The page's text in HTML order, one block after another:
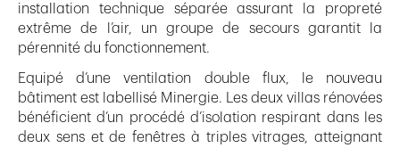
installation technique séparée assurant la propreté
extrême de l’air, un groupe de secours garantit la
pérennité du fonctionnement.
Equipé d’une ventilation double flux, le nouveau
bâtiment est labellisé Minergie. Les deux villas rénovées
bénéficient d’un procédé d’isolation respirant dans les
deux sens et de fenêtres à triples vitrages, atteignant